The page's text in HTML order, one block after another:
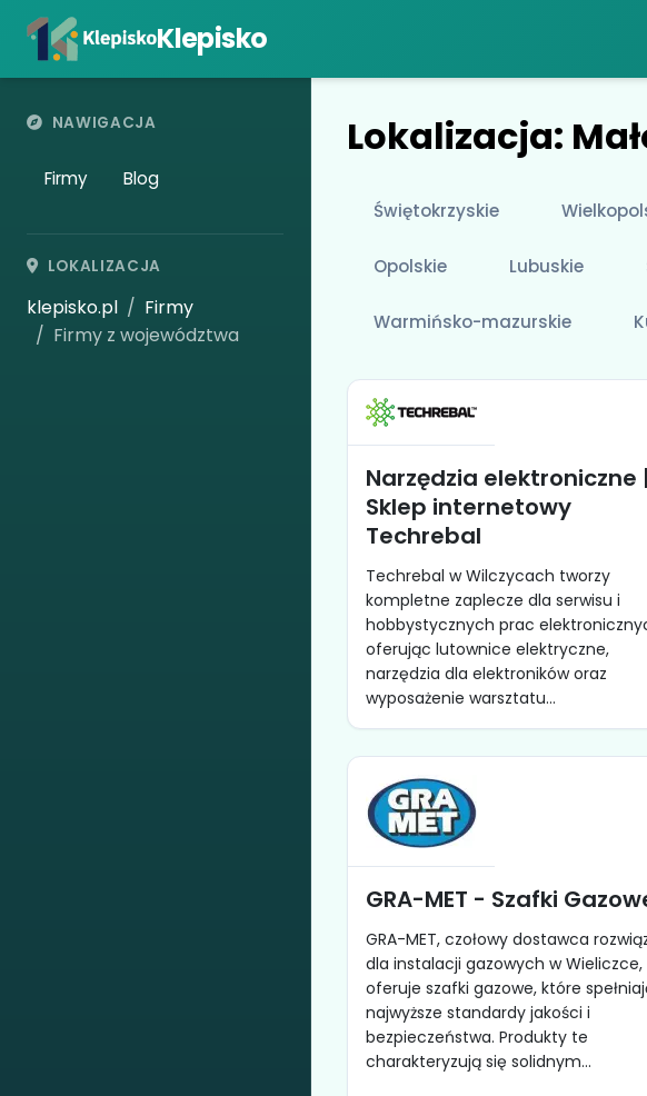
Klepisko
NAWIGACJA
Firmy Blog
LOKALIZACJA
klepisko.pl
Firmy
Firmy z województwa
Lokalizacja:
Świętokrzyskie
Opolskie Lubuskie
Warmińsko-mazurskie
Narzędzia elektroniczne |
Sklep internetowy
Techrebal
Techrebal w Wilczycach tworzy
kompletne zaplecze dla serwisu i
hobbystycznych prac
oferując lutownice elektryczne,
narzędzia dla elektroników oraz
wyposażenie warsztatu...
GRA-MET - Szafki
GRA-MET, czołowy dostawca
dla instalacji gazowych w Wieliczce,
oferuje szafki gazowe, które
najwyższe standardy jakości i
bezpieczeństwa. Produkty te
charakteryzują się solidnym...